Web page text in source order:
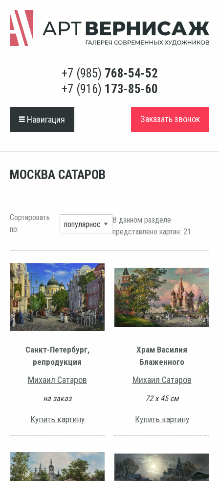
+7 (985) 768-54-52
+7 (916) 173-85-60
Навигация Заказать звонок
МОСКВА САТАРОВ
Сортировать
по:
В данном разделе
представлено картин: 21
Санкт-Петербург,
репродукция
Михаил Сатаров
на заказ
Купить картину
Храм Василия
Блаженного
Михаил Сатаров
72 х 45 см
Купить картину